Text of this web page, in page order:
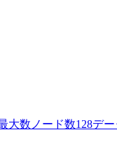
大数ノード数128デ